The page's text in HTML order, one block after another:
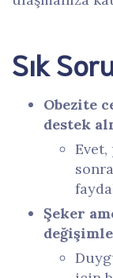
Sık
Obezite
destek
Şeker